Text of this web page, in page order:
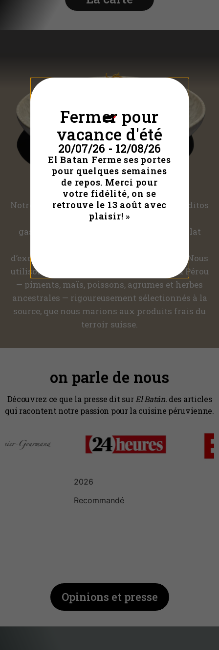
Notre spécialité, ce sont les ceviches et tiraditos
— réinterprétés avec une approche
gastronomique contemporaine. Chaque plat
d’exception et une créativité respectueuse. Nous
utilisons des ingrédients authentiques du Pérou
— piments, maïs, poissons, agrumes et herbes
ancestrales — rigoureusement sélectionnés à la
source, que nous marions aux produits frais du
terroir suisse.
on parle de nous
Découvrez ce que la presse dit surEl Batán. des articles
qui racontent notre passion pour la cuisine péruvienne.
2026
Recommandé
Opinions et presse
Fermer pour
vacance d'été
20/07/26 - 12/08/26
El Batan Ferme ses portes
pour quelques semaines
de repos. Merci pour
votre fidélité, on se
retrouve le 13 août avec
plaisir! »